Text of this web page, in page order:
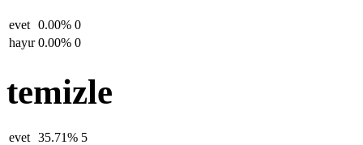
evet 0.00% 0
hayιr 0.00% 0
temizle
evet 35.71% 5